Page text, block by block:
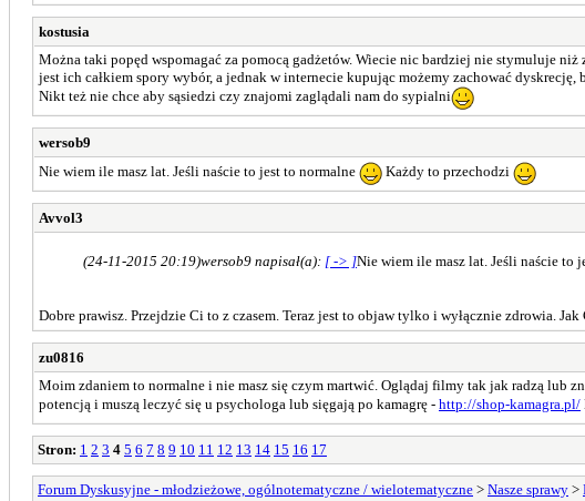
kostusia
Można taki popęd wspomagać za pomocą gadżetów. Wiecie nic bardziej nie stymuluje niż
jest ich całkiem spory wybór, a jednak w internecie kupując możemy zachować dyskrecję,
Nikt też nie chce aby sąsiedzi czy znajomi zaglądali nam do sypialni
wersob9
Nie wiem ile masz lat. Jeśli naście to jest to normalne
Każdy to przechodzi
Avvol3
(24-11-2015 20:19)wersob9 napisał(a): [ -> ]Nie wiem ile masz lat. Jeśli naście to
Dobre prawisz. Przejdzie Ci to z czasem. Teraz jest to objaw tylko i wyłącznie zdrowia.
zu0816
Moim zdaniem to normalne i nie masz się czym martwić. Oglądaj filmy tak jak radzą lub
potencją i muszą leczyć się u psychologa lub sięgają po kamagrę - http://shop-kamagra.pl/
Stron: 1 2 3 4 5 6 7 8 9 10 11 12 13 14 15 16 17
Forum Dyskusyjne - młodzieżowe, ogólnotematyczne / wielotematyczne > Nasze sprawy >